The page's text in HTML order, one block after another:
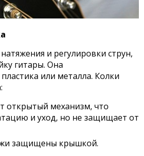
и регулировки струн,
гитары. Она
или металла. Колки
открытый механизм, что
и уход, но не защищает от
защищены крышкой.